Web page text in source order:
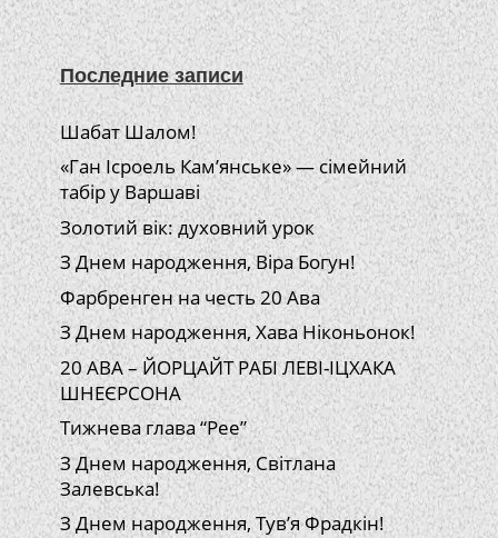
Последние записи
Шабат Шалом!
«Ган Ісроель Кам’янське» — сімейний
табір у Варшаві
Золотий вік: духовний урок
З Днем народження, Віра Богун!
Фарбренген на честь 20 Ава
З Днем народження, Хава Ніконьонок!
20 АВА – ЙОРЦАЙТ РАБІ ЛЕВІ-ІЦХАКА
ШНЕЄРСОНА
Тижнева глава “Рее”
З Днем народження, Світлана
Залевська!
З Днем народження, Тув’я Фрадкін!